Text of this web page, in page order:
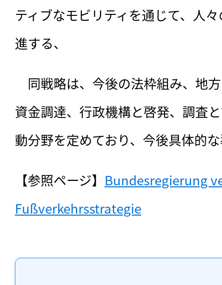
ティブなモビリティを通じて、人
進する、
同戦略は、今後の法枠組み、地
資金調達、行政機構と啓発、調査
動分野を定めており、今後具体的
【参照ページ】 Bundesregierung
Fußverkehrsstrategie